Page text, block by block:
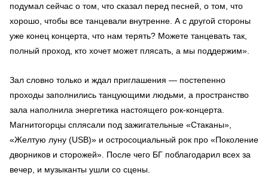
подумал сейчас о том, что сказал перед песней, о том, что
хорошо, чтобы все танцевали внутренне. А с другой стороны
уже конец концерта, что нам терять? Можете танцевать так,
полный проход, кто хочет может плясать, а мы поддержим».
Зал словно только и ждал приглашения — постепенно
проходы заполнились танцующими людьми, а пространство
зала наполнила энергетика настоящего рок-концерта.
Магнитогорцы сплясали под зажигательные «Стаканы»,
«Желтую луну (USB)» и остросоциальный рок про «Поколение
дворников и сторожей». После чего БГ поблагодарил всех за
вечер, и музыканты ушли со сцены.